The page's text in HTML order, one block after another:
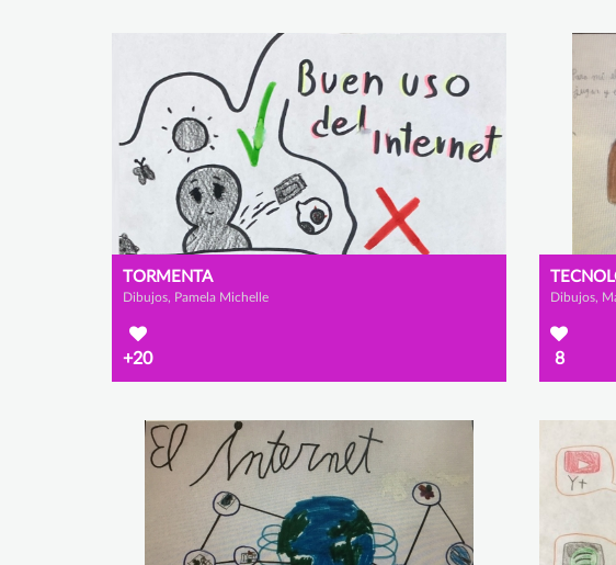
TORMENTA
Dibujos, Pamela Michelle
+20
Dibujos,
8